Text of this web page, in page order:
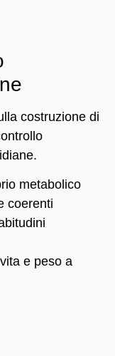
costruzione di
metabolico
coerenti
e peso a